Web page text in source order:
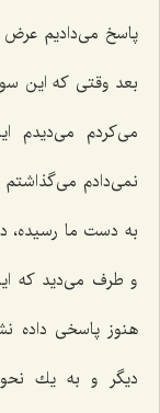
پاسخ می‌دادیم
بعد وقتی كه این
می‌كردم می‌دیدم
نمی‌دادم می‌گذاشتم
به دست ما
و طرف می‌دید كه
هنوز پاسخی داده
دیگر و به یك